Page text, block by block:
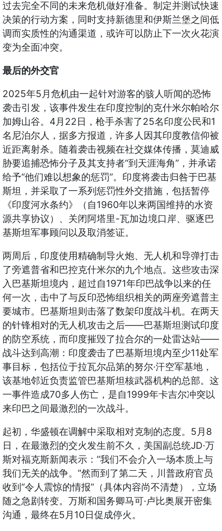
过去完全不同的未来危机做好准备。制定并测试快速
决策的行动方案，同时支持新德里和伊斯兰堡之间低
调而实质性的沟通渠道，或许可以防止下一次火花演
变为全面冲突。
最后的外交官
2025年5 月危机由一起针对游客的骇人听闻的恐怖
袭击引发，该事件发生在印度控制的克什米尔帕哈尔
加姆山谷。 4 月 22 日，枪手杀害了25名印度公民和1
名尼泊尔人，据多方报道，许多人因其印度教信仰被
近距离射杀。随着袭击视频在社交媒体传播，莫迪威
胁要追捕恐怖分子及其支持者“到天涯海角”，并承诺
给予“他们难以想象的惩罚”。印度将袭击归咎于巴基
斯坦，并采取了一系列惩罚性外交措施，包括暂停
《印度河水条约》（自1960年以来两国维持的水资
源共享协议）、关闭阿塔里-瓦加边境口岸、驱逐巴
基斯坦军事顾问以及取消签证。
两周后，印度使用精确制导火炮、无人机和导弹打击
了旁遮普省和巴控克什米尔的九个地点。这些攻击深
入巴基斯坦境内，超过自1971年印巴战争以来的任
何一次，击中了与反印恐怖组织相关的两座旁遮普主
要城市。巴基斯坦则击落了数架印度战斗机。在两天
的针锋相对的无人机攻击之后——巴基斯坦测试印度
的防空系统，而印度摧毁了拉合尔的一处雷达站——
战斗达到高潮：印度袭击了巴基斯坦境内至少11处军
事目标，包括位于拉瓦尔品第的努尔·汗空军基地，
该基地邻近负责监管巴基斯坦核武器机构的总部。这
一事件造成70多人伤亡，是自1999年卡吉尔冲突以
来印巴之间最激烈的一次战斗。
起初，华盛顿在调解中采取相对克制的态度。 5 月 8
日，在最激烈的交火发生前不久，美国副总统JD·万
斯对福克斯新闻表示： “我们不会介入一场本质上与
我们无关的战争。 ”然而到了第二天，川普政府官员
收到 “令人震惊的情报”（具体内容尚不清楚），立场
随之急剧转变。万斯和国务卿马可·卢比奥展开密集
沟通，最终在5 月 10 日促成停火。